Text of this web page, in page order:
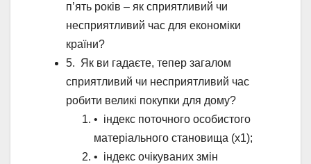
п’ять років – як сприятливий чи
несприятливий час для економіки
країни?
5. Як ви гадаєте, тепер загалом
сприятливий чи несприятливий час
робити великі покупки для дому?
• індекс поточного особистого
матеріального становища (х1);
• індекс очікуваних змін